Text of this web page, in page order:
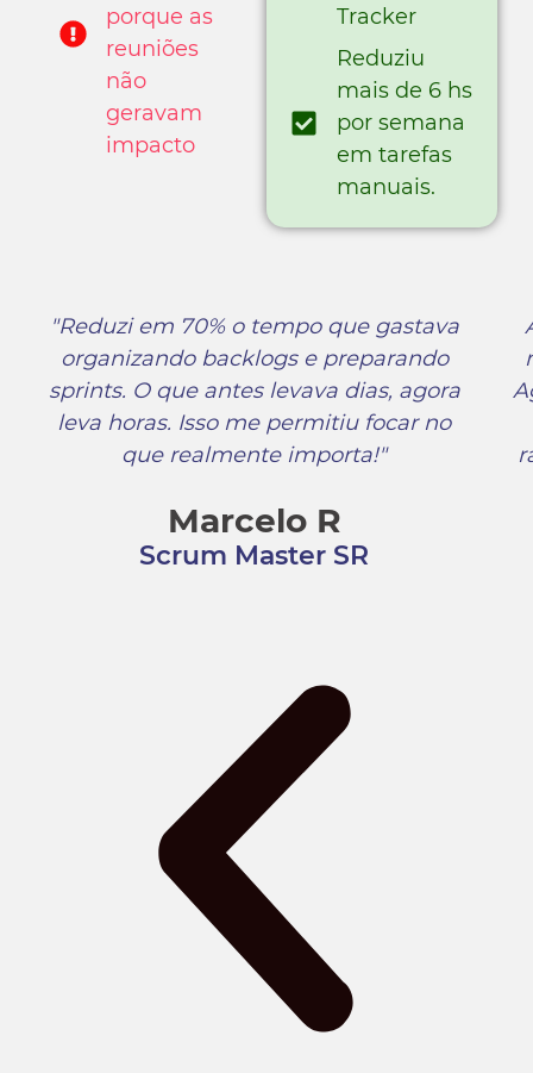
porque as
reuniões
não
geravam
impacto
Tracker
Reduziu
mais de 6 hs
por semana
em tarefas
manuais.
"Reduzi em 70% o tempo que gastava
organizando backlogs e preparando
sprints. O que antes levava dias, agora
leva horas. Isso me permitiu focar no
que realmente importa!"
Marcelo R
Scrum Master SR